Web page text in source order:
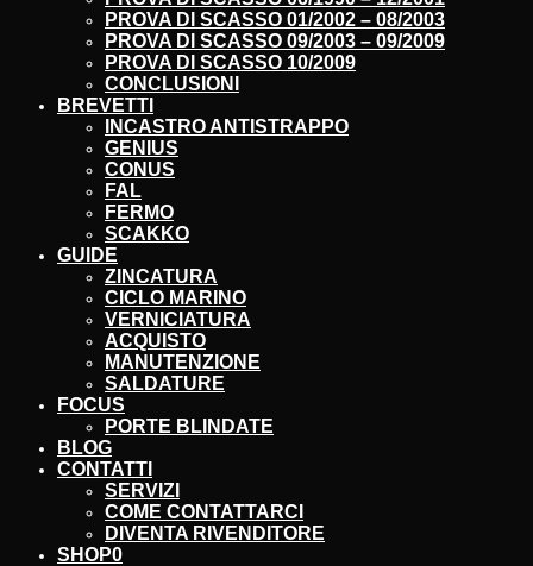
PROVA DI SCASSO 01/2002 – 08/2003
PROVA DI SCASSO 09/2003 – 09/2009
PROVA DI SCASSO 10/2009
CONCLUSIONI
BREVETTI
INCASTRO ANTISTRAPPO
GENIUS
CONUS
FAL
FERMO
SCAKKO
GUIDE
ZINCATURA
CICLO MARINO
VERNICIATURA
ACQUISTO
MANUTENZIONE
SALDATURE
FOCUS
PORTE BLINDATE
BLOG
CONTATTI
SERVIZI
COME CONTATTARCI
DIVENTA RIVENDITORE
SHOP0